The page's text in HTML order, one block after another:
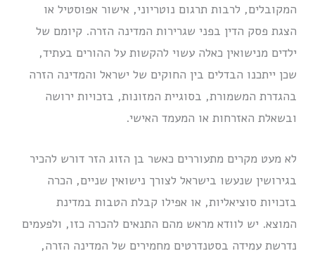
המקובלים, לרבות תרגום נוטריוני, אישור אפוסטיל או
הצגת פסק הדין בפני שגרירות המדינה הזרה. קיומם של
ילדים מנישואין כאלה עשוי להקשות על ההורים בעתיד,
שכן ייתכנו הבדלים בין החוקים של ישראל והמדינה הזרה
בהגדרת המשמורת, בסוגיית המזונות, בזכויות ירושה
ובשאלת האזרחות או המעמד האישי.
לא מעט מקרים מתעוררים כאשר בן הזוג הזר דורש להכיר
בגירושין שנעשו בישראל לצורך נישואין שניים, הכרה
בזכויות סוציאליות, או אפילו קבלת הטבות במדינת
המוצא. יש לוודא מראש מהם התנאים להכרה כזו, ולפעמים
נדרשת עמידה בסטנדרטים מחמירים של המדינה הזרה,